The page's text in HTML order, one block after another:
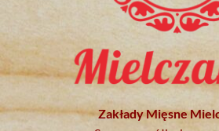
Zakłady Mięsne